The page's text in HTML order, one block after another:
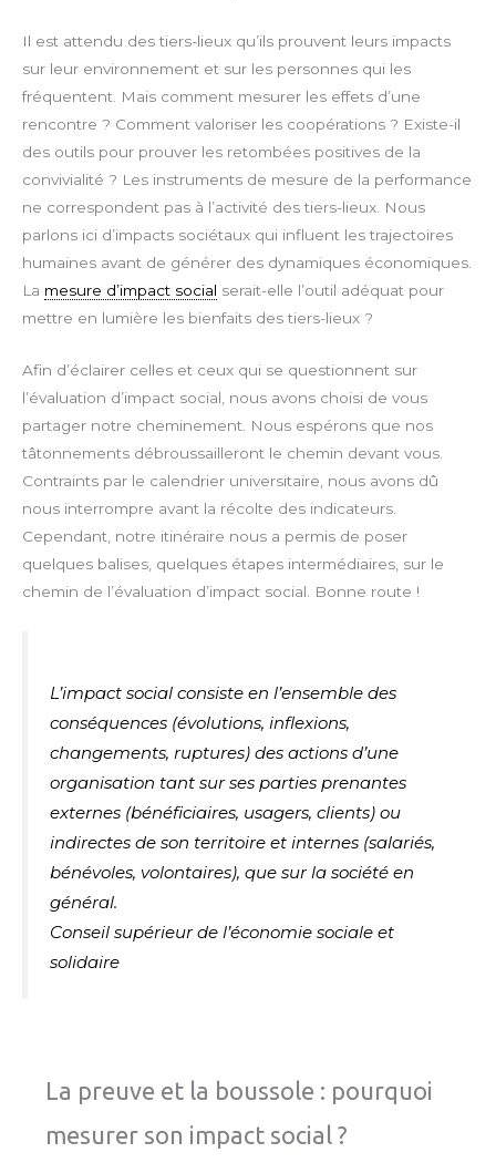
Il est attendu des tiers-lieux qu’ils prouvent leurs impacts
sur leur environnement et sur les personnes qui les
fréquentent. Mais comment mesurer les effets d’une
rencontre ? Comment valoriser les coopérations ? Existe-il
des outils pour prouver les retombées positives de la
convivialité ? Les instruments de mesure de la performance
ne correspondent pas à l’activité des tiers-lieux. Nous
parlons ici d’impacts sociétaux qui influent les trajectoires
humaines avant de générer des dynamiques économiques.
La mesure d’impact social serait-elle l’outil adéquat pour
mettre en lumière les bienfaits des tiers-lieux ?
Afin d’éclairer celles et ceux qui se questionnent sur
l’évaluation d’impact social, nous avons choisi de vous
partager notre cheminement. Nous espérons que nos
tâtonnements débroussailleront le chemin devant vous.
Contraints par le calendrier universitaire, nous avons dû
nous interrompre avant la récolte des indicateurs.
Cependant, notre itinéraire nous a permis de poser
quelques balises, quelques étapes intermédiaires, sur le
chemin de l’évaluation d’impact social. Bonne route !
L’impact social consiste en l’ensemble des
conséquences (évolutions, inflexions,
changements, ruptures) des actions d’une
organisation tant sur ses parties prenantes
externes (bénéficiaires, usagers, clients) ou
indirectes de son territoire et internes (salariés,
bénévoles, volontaires), que sur la société en
général.
Conseil supérieur de l’économie sociale et
solidaire
La preuve et la boussole : pourquoi
mesurer son impact social ?